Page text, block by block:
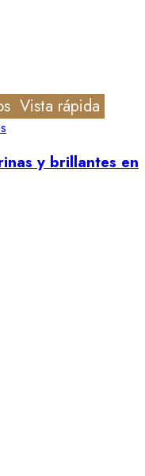
Vista rápida
y brillantes en